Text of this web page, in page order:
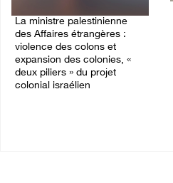
La ministre palestinienne
des Affaires étrangères :
violence des colons et
expansion des colonies, «
deux piliers » du projet
colonial israélien